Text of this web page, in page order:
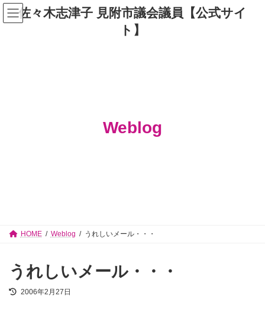
コ
ン
テ
ナ
ビ
ゲ
佐々木志津子 見附市議会議員【公式サイ
ト】
Weblog
HOME Weblog うれしいメール・・・
うれしいメール・・・
最
2006年2月27日